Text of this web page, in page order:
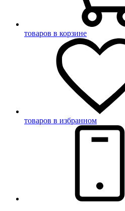
товаров в корзине
товаров в избранном